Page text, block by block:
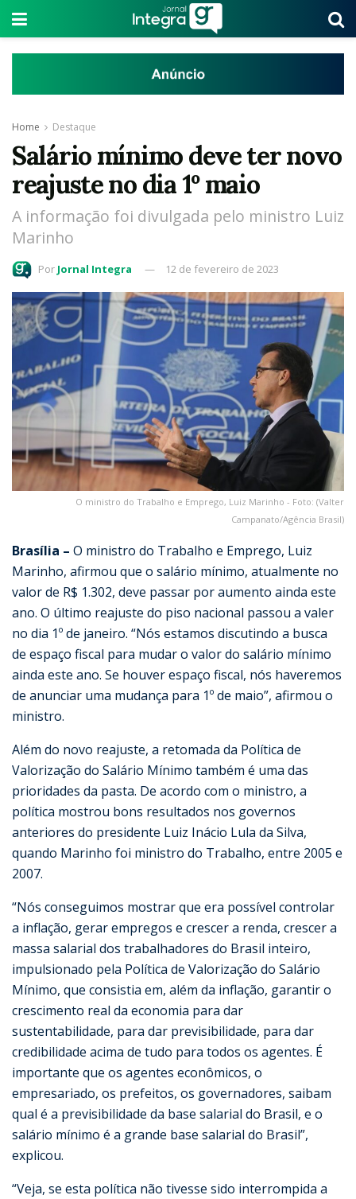
Home Destaque
Salário mínimo deve ter novo
reajuste no dia 1º maio
A informação foi divulgada pelo ministro Luiz
Marinho
Por Jornal Integra 12 de fevereiro de 2023
O ministro do Trabalho e Emprego, Luiz Marinho - Foto: (Valter
Campanato/Agência Brasil)
Brasília – O ministro do Trabalho e Emprego, Luiz
Marinho, afirmou que o salário mínimo, atualmente no
valor de R$ 1.302, deve passar por aumento ainda este
ano. O último reajuste do piso nacional passou a valer
no dia 1º de janeiro. “Nós estamos discutindo a busca
de espaço fiscal para mudar o valor do salário mínimo
ainda este ano. Se houver espaço fiscal, nós haveremos
de anunciar uma mudança para 1º de maio”, afirmou o
ministro.
Além do novo reajuste, a retomada da Política de
Valorização do Salário Mínimo também é uma das
prioridades da pasta. De acordo com o ministro, a
política mostrou bons resultados nos governos
anteriores do presidente Luiz Inácio Lula da Silva,
quando Marinho foi ministro do Trabalho, entre 2005 e
2007.
“Nós conseguimos mostrar que era possível controlar
a inflação, gerar empregos e crescer a renda, crescer a
massa salarial dos trabalhadores do Brasil inteiro,
impulsionado pela Política de Valorização do Salário
Mínimo, que consistia em, além da inflação, garantir o
crescimento real da economia para dar
sustentabilidade, para dar previsibilidade, para dar
credibilidade acima de tudo para todos os agentes. É
importante que os agentes econômicos, o
empresariado, os prefeitos, os governadores, saibam
qual é a previsibilidade da base salarial do Brasil, e o
salário mínimo é a grande base salarial do Brasil”,
explicou.
“Veja, se esta política não tivesse sido interrompida a